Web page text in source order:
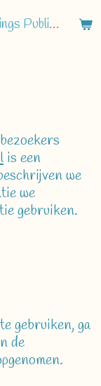
Welkom bij On Eagles Wings Publishing
is een
we
we
gebruiken.
te gebruiken, ga
de